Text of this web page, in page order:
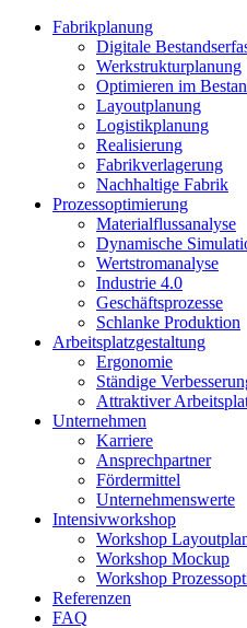
Fabrikplanung
Digitale
Werkstrukturplanung
Optimieren im
Layoutplanung
Logistikplanung
Realisierung
Fabrikverlagerung
Nachhaltige Fabrik
Prozessoptimierung
Materialflussanalyse
Dynamische
Wertstromanalyse
Industrie 4.0
Geschäftsprozesse
Schlanke Produktion
Arbeitsplatzgestaltung
Ergonomie
Ständige
Attraktiver
Unternehmen
Karriere
Ansprechpartner
Fördermittel
Unternehmenswerte
Intensivworkshop
Workshop
Workshop Mockup
Workshop
Referenzen
FAQ